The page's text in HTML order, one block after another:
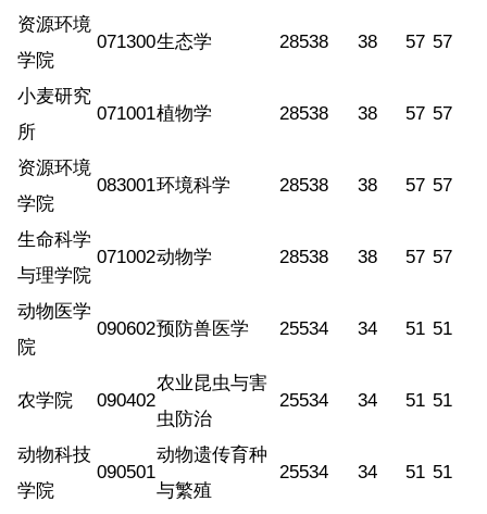
资源环境
学院
071300生态学 28538 38 57 57
小麦研究
所
071001植物学 28538 38 57 57
资源环境
学院
083001环境科学 28538 38 57 57
生命科学
与理学院
071002动物学 28538 38 57 57
动物医学
院
090602预防兽医学 25534 34 51 51
农学院 090402
农业昆虫与害
虫防治
25534 34 51 51
动物科技
学院
090501
动物遗传育种
与繁殖
25534 34 51 51